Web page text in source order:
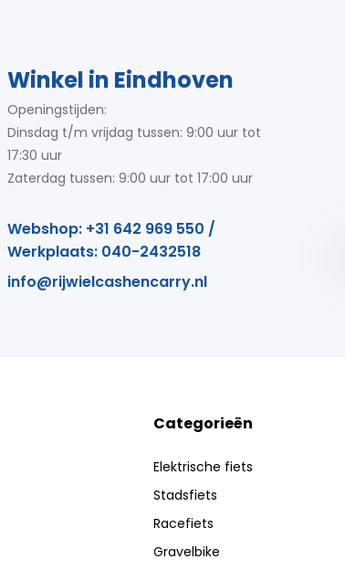
Winkel in Eindhoven
Openingstijden:
Dinsdag t/m vrijdag tussen: 9:00 uur tot
17:30 uur
Zaterdag tussen: 9:00 uur tot 17:00 uur
Webshop: +31 642 969 550 /
Werkplaats: 040-2432518
info@rijwielcashencarry.nl
Categorieën
Elektrische fiets
Stadsfiets
Racefiets
Gravelbike